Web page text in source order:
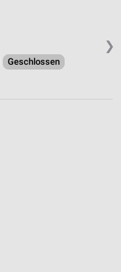
❯
Geschlossen